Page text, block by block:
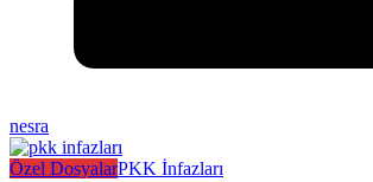
nesra
Özel DosyalarPKK İnfazları